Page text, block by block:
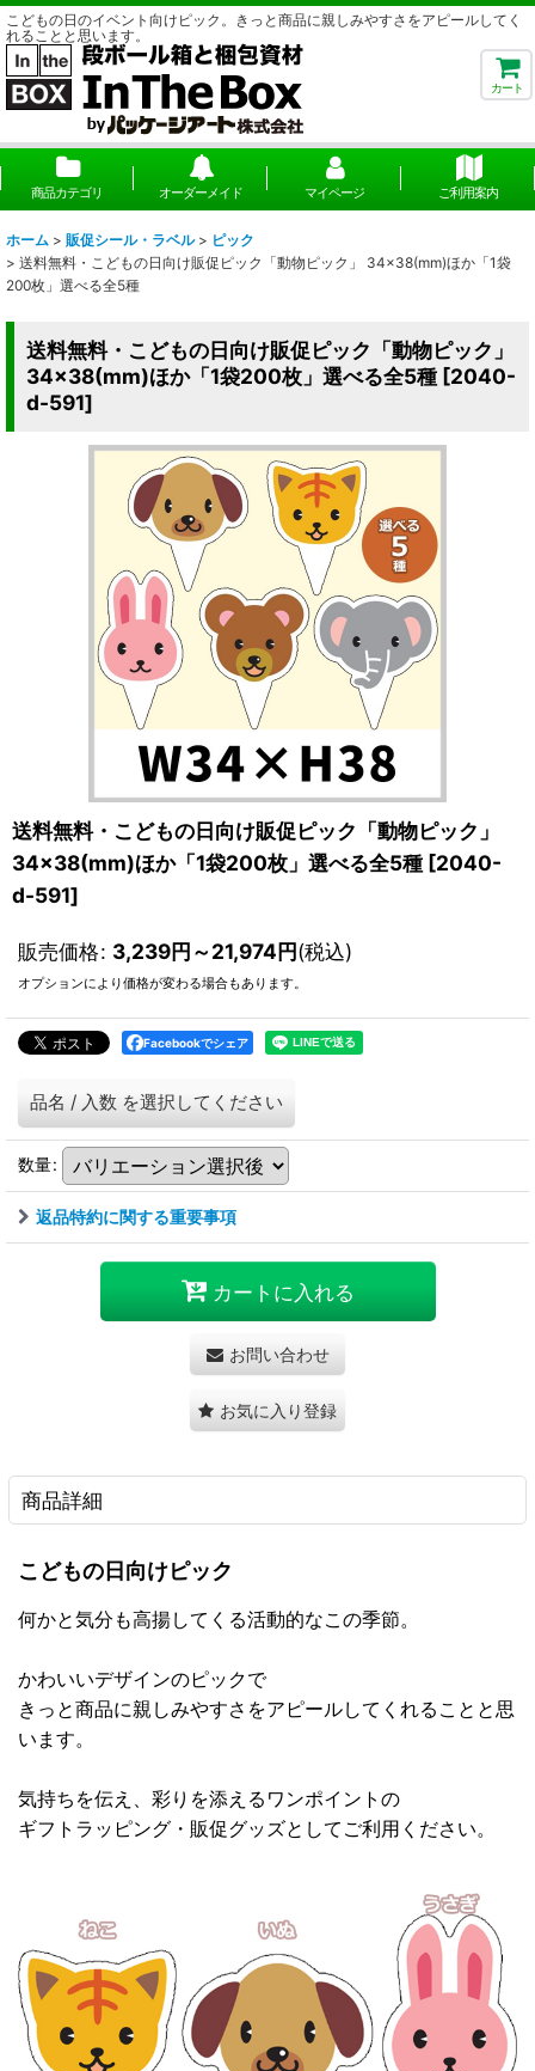
こどもの日のイベント向けピック。きっと商品に親しみやすさをアピールしてく
れることと思います。
カート
商品カテゴリ オーダーメイド マイページ ご利用案内
ホーム > 販促シール・ラベル > ピック
> 送料無料・こどもの日向け販促ピック「動物ピック」 34×38(mm)ほか「1袋
200枚」選べる全5種
送料無料・こどもの日向け販促ピック「動物ピック」
34×38(mm)ほか「1袋200枚」選べる全5種 [2040-
d-591]
送料無料・こどもの日向け販促ピック「動物ピック」
34×38(mm)ほか「1袋200枚」選べる全5種 [2040-
d-591]
販売価格: 3,239円～21,974円(税込)
オプションにより価格が変わる場合もあります。
Facebookでシェア
品名 / 入数 を選択してください
数量:
返品特約に関する重要事項
カートに入れる
お問い合わせ
お気に入り登録
商品詳細
こどもの日向けピック
何かと気分も高揚してくる活動的なこの季節。
かわいいデザインのピックで
きっと商品に親しみやすさをアピールしてくれることと思
います。
気持ちを伝え、彩りを添えるワンポイントの
ギフトラッピング・販促グッズとしてご利用ください。